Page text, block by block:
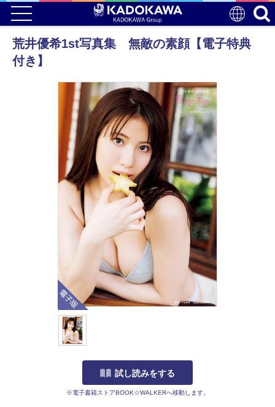
荒井優希1st写真集 無敵の素顔【電子特典
付き】
電子版
試し読みをする
※電子書籍ストアBOOK☆WALKERへ移動します。